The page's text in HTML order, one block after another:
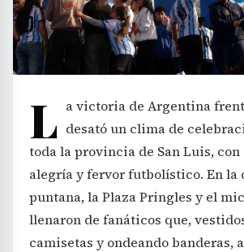
L a victoria de Argentina
desató un clima de
toda la provincia de San Luis, con
alegría y fervor futbolístico. En la
puntana, la Plaza Pringles y el
llenaron de fanáticos que,
camisetas y ondeando banderas,